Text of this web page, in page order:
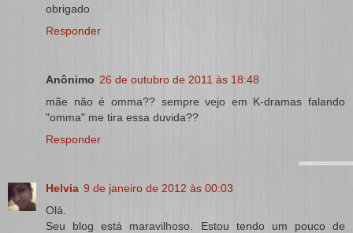
obrigado
Responder
Anônimo 26 de outubro de 2011 às 18:48
mãe não é omma?? sempre vejo em K-dramas falando
"omma" me tira essa duvida??
Responder
Helvia 9 de janeiro de 2012 às 00:03
Olá.
Seu blog está maravilhoso. Estou tendo um pouco de